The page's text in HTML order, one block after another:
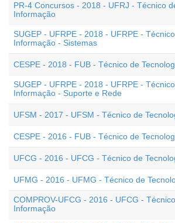
PR-4 Concursos - 2018 - UFRJ - Técnico
Informação
SUGEP - UFRPE - 2018 - UFRPE -
Informação - Sistemas
CESPE - 2018 - FUB - Técnico de
SUGEP - UFRPE - 2018 - UFRPE -
Informação - Suporte e Rede
UFSM - 2017 - UFSM - Técnico de
CESPE - 2016 - FUB - Técnico de
UFCG - 2016 - UFCG - Técnico de
UFMG - 2016 - UFMG - Técnico de
COMPROV-UFCG - 2016 - UFCG -
Informação